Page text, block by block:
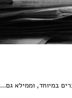
במיוחד, וממילא גם...